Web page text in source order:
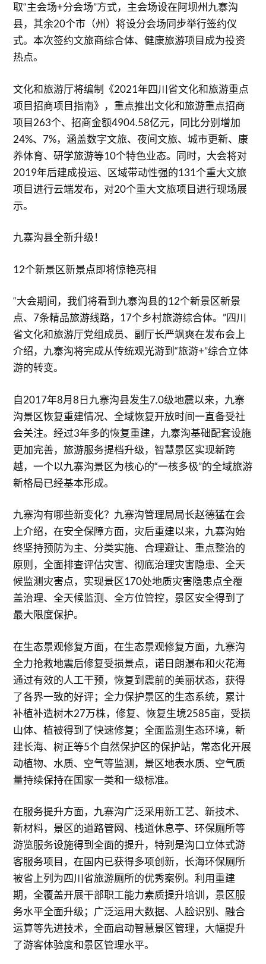
取“主会场+分会场”方式，主会场设在阿坝州九寨沟
县，其余20个市（州）将设分会场同步举行签约仪
式。本次签约文旅商综合体、健康旅游项目成为投资
热点。
文化和旅游厅将编制《2021年四川省文化和旅游重点
项目招商项目指南》，重点推出文化和旅游重点招商
项目263个、招商金额4904.58亿元，同比分别增加
24%、7%，涵盖数字文旅、夜间文旅、城市更新、康
养体育、研学旅游等10个特色业态。同时，大会将对
2019年后建成投运、区域带动性强的131个重大文旅
项目进行云端发布，对20个重大文旅项目进行现场展
示。
九寨沟县全新升级！
12个新景区新景点即将惊艳亮相
“大会期间，我们将看到九寨沟县的12个新景区新景
点、7条精品旅游线路，17个乡村旅游综合体。”四川
省文化和旅游厅党组成员、副厅长严飒爽在发布会上
介绍，九寨沟将完成从传统观光游到“旅游+”综合立体
游的转变。
自2017年8月8日九寨沟县发生7.0级地震以来，九寨
沟景区恢复重建情况、全域恢复开放时间一直备受社
会关注。经过3年多的恢复重建，九寨沟基础配套设施
更加完善，旅游服务提档升级，智慧景区实现新跨
越，一个以九寨沟景区为核心的“一核多极”的全域旅游
新格局已经基本形成。
九寨沟有哪些新变化？九寨沟管理局局长赵德猛在会
上介绍，在安全保障方面，灾后重建以来，九寨沟始
终坚持预防为主、分类实施、合理避让、重点整治的
原则，全面排查评估灾害、彻底治理灾害隐患、全天
候监测灾害点，实现景区170处地质灾害隐患点全覆
盖治理、全天候监测、全方位管控，景区安全得到了
最大限度保护。
在生态景观修复方面，在生态景观修复方面，九寨沟
全力抢救地震后修复受损景点，诺日朗瀑布和火花海
通过有效的人工干预，恢复到震前的美丽状态，获得
了各界一致的好评；全力保护景区的生态系统，累计
补植补造树木27万株，修复、恢复生境2585亩，受损
山体、植被得到了快速修复；全面监测生态环境，新
建长海、树正等5个自然保护区的保护站，常态化开展
动植物、水质、空气等监测，景区地表水质、空气质
量持续保持在国家一类和一级标准。
在服务提升方面，九寨沟广泛采用新工艺、新技术、
新材料，景区的道路管网、栈道休息亭、环保厕所等
游览服务设施得到全面的提升，特别是沟口立体式游
客服务项目，在国内已获得多项创新，长海环保厕所
被省上列为四川省旅游厕所的优秀案例。利用重建
期，全覆盖开展干部职工能力素质提升培训，景区服
务水平全面升级；广泛运用大数据、人脸识别、融合
运算等先进技术，全面启动智慧景区管理，大幅提升
了游客体验度和景区管理水平。